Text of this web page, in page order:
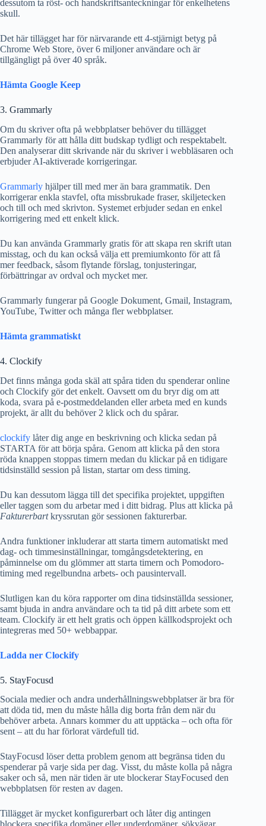
dessutom ta röst- och handskriftsanteckningar för enkelhetens
skull.
Det här tillägget har för närvarande ett 4-stjärnigt betyg på
Chrome Web Store, över 6 miljoner användare och är
tillgängligt på över 40 språk.
Hämta Google Keep
3. Grammarly
Om du skriver ofta på webbplatser behöver du tillägget
Grammarly för att hålla ditt budskap tydligt och respektabelt.
Den analyserar ditt skrivande när du skriver i webbläsaren och
erbjuder AI-aktiverade korrigeringar.
Grammarly hjälper till med mer än bara grammatik. Den
korrigerar enkla stavfel, ofta missbrukade fraser, skiljetecken
och till och med skrivton. Systemet erbjuder sedan en enkel
korrigering med ett enkelt klick.
Du kan använda Grammarly gratis för att skapa ren skrift utan
misstag, och du kan också välja ett premiumkonto för att få
mer feedback, såsom flytande förslag, tonjusteringar,
förbättringar av ordval och mycket mer.
Grammarly fungerar på Google Dokument, Gmail, Instagram,
YouTube, Twitter och många fler webbplatser.
Hämta grammatiskt
4. Clockify
Det finns många goda skäl att spåra tiden du spenderar online
och Clockify gör det enkelt. Oavsett om du bryr dig om att
koda, svara på e-postmeddelanden eller arbeta med en kunds
projekt, är allt du behöver 2 klick och du spårar.
clockify låter dig ange en beskrivning och klicka sedan på
STARTA för att börja spåra. Genom att klicka på den stora
röda knappen stoppas timern medan du klickar på en tidigare
tidsinställd session på listan, startar om dess timing.
Du kan dessutom lägga till det specifika projektet, uppgiften
eller taggen som du arbetar med i ditt bidrag. Plus att klicka på
Fakturerbartkryssrutan gör sessionen fakturerbar.
Andra funktioner inkluderar att starta timern automatiskt med
dag- och timmesinställningar, tomgångsdetektering, en
påminnelse om du glömmer att starta timern och Pomodoro-
timing med regelbundna arbets- och pausintervall.
Slutligen kan du köra rapporter om dina tidsinställda sessioner,
samt bjuda in andra användare och ta tid på ditt arbete som ett
team. Clockify är ett helt gratis och öppen källkodsprojekt och
integreras med 50+ webbappar.
Ladda ner Clockify
5. StayFocusd
Sociala medier och andra underhållningswebbplatser är bra för
att döda tid, men du måste hålla dig borta från dem när du
behöver arbeta. Annars kommer du att upptäcka – och ofta för
sent – ​​att du har förlorat värdefull tid.
StayFocusd löser detta problem genom att begränsa tiden du
spenderar på varje sida per dag. Visst, du måste kolla på några
saker och så, men när tiden är ute blockerar StayFocused den
webbplatsen för resten av dagen.
Tillägget är mycket konfigurerbart och låter dig antingen